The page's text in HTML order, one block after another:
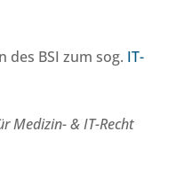
des BSI zum sog. IT-
Medizin- & IT-Recht